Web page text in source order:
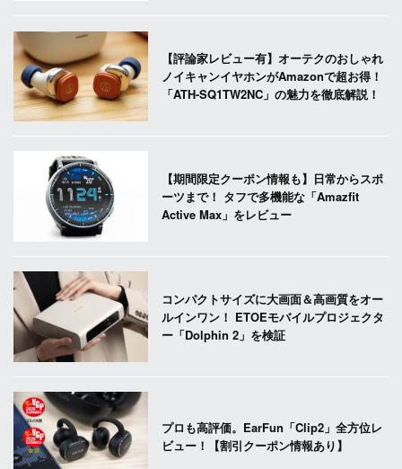
【評論家レビュー有】オーテクのおしゃれ
ノイキャンイヤホンがAmazonで超お得！
「ATH-SQ1TW2NC」の魅力を徹底解説！
【期間限定クーポン情報も】日常からスポ
ーツまで！ タフで多機能な「Amazfit
Active Max」をレビュー
コンパクトサイズに大画面＆高画質をオー
ルインワン！ ETOEモバイルプロジェクタ
ー「Dolphin 2」を検証
プロも高評価。EarFun「Clip2」全方位レ
ビュー！【割引クーポン情報あり】